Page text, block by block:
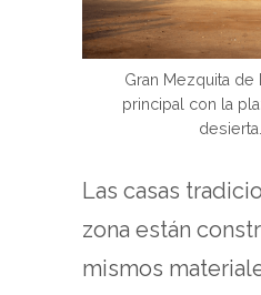
Gran Mezquita de
principal con la
Las casas
zona están
mismos